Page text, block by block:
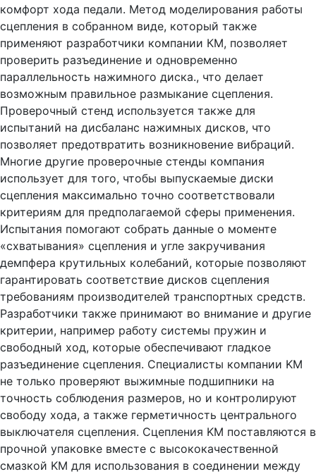
комфорт хода педали. Метод моделирования работы
сцепления в собранном виде, который также
применяют разработчики компании КМ, позволяет
проверить разъединение и одновременно
параллельность нажимного диска., что делает
возможным правильное размыкание сцепления.
Проверочный стенд используется также для
испытаний на дисбаланс нажимных дисков, что
позволяет предотвратить возникновение вибраций.
Многие другие проверочные стенды компания
использует для того, чтобы выпускаемые диски
сцепления максимально точно соответствовали
критериям для предполагаемой сферы применения.
Испытания помогают собрать данные о моменте
«схватывания» сцепления и угле закручивания
демпфера крутильных колебаний, которые позволяют
гарантировать соответствие дисков сцепления
требованиям производителей транспортных средств.
Разработчики также принимают во внимание и другие
критерии, например работу системы пружин и
свободный ход, которые обеспечивают гладкое
разъединение сцепления. Специалисты компании KM
не только проверяют выжимные подшипники на
точность соблюдения размеров, но и контролируют
свободу хода, а также герметичность центрального
выключателя сцепления. Сцепления KM поставляются в
прочной упаковке вместе с высококачественной
смазкой KM для использования в соединении между